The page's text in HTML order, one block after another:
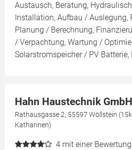
Austausch, Beratung,
Installation, Aufbau / Auslegung,
Planung / Berechnung,
/ Verpachtung, Wartung /
Solarstromspeicher / PV Batterie,
Hahn Haustechnik
Rathausgasse 2, 55597 Wöllstein
Katharinen)
4 mit einer Bewertung